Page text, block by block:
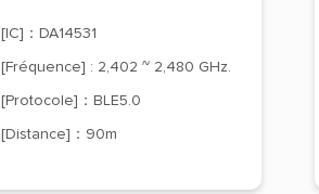
[IC]：DA14531
[Fréquence] : 2,402 ~ 2,480 GHz.
[Protocole]：BLE5.0
[Distance]：90m